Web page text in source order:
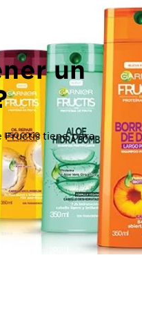
un
Fructis tiene para